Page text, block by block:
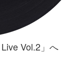
Vol.2」へ